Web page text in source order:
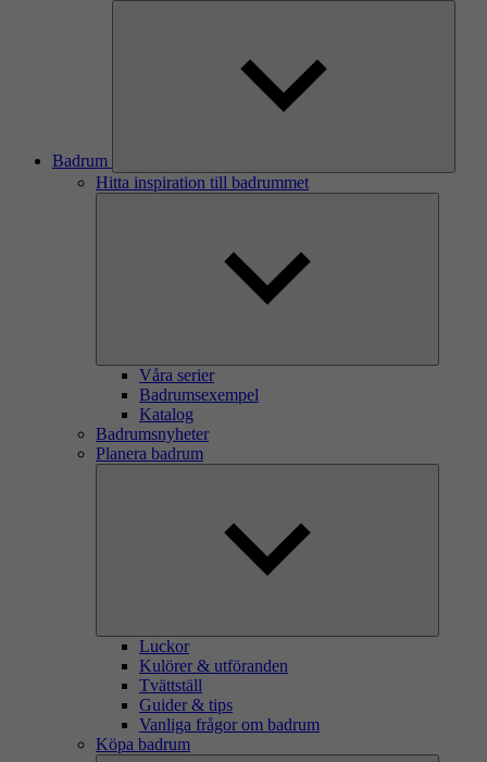
Badrum
Hitta inspiration till badrummet
Våra serier
Badrumsexempel
Katalog
Badrumsnyheter
Planera badrum
Luckor
Kulörer & utföranden
Tvättställ
Guider & tips
Vanliga frågor om badrum
Köpa badrum